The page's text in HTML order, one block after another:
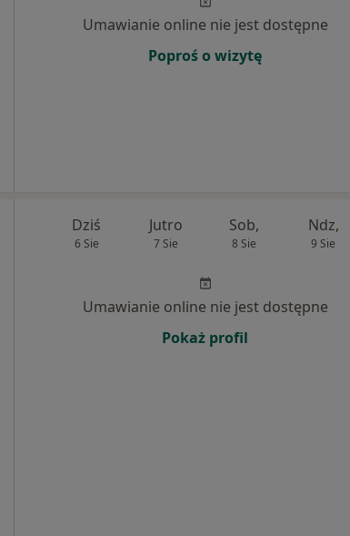
Umawianie online nie jest dostępne
Poproś o wizytę
Dziś
6 Sie
Jutro
7 Sie
Sob,
8 Sie
Ndz,
9 Sie
Umawianie online nie jest dostępne
Pokaż profil